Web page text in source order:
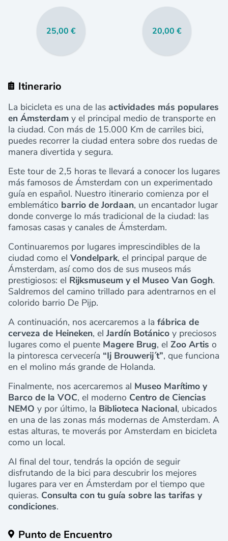
25,00 € 20,00 €
Itinerario
La bicicleta es una de las actividades más populares
en Ámsterdam y el principal medio de transporte en
la ciudad. Con más de 15.000 Km de carriles bici,
puedes recorrer la ciudad entera sobre dos ruedas de
manera divertida y segura.
Este tour de 2,5 horas te llevará a conocer los lugares
más famosos de Ámsterdam con un experimentado
guía en español. Nuestro itinerario comienza por el
emblemático barrio de Jordaan, un encantador lugar
donde converge lo más tradicional de la ciudad: las
famosas casas y canales de Ámsterdam.
Continuaremos por lugares imprescindibles de la
ciudad como el Vondelpark, el principal parque de
Ámsterdam, así como dos de sus museos más
prestigiosos: el Rijksmuseum y el Museo Van Gogh.
Saldremos del camino trillado para adentrarnos en el
colorido barrio De Pijp.
A continuación, nos acercaremos a la fábrica de
cerveza de Heineken, el Jardín Botánico y preciosos
lugares como el puente Magere Brug, el Zoo Artis o
la pintoresca cervecería “Ij Brouwerij´t”, que funciona
en el molino más grande de Holanda.
Finalmente, nos acercaremos al Museo Marítimo y
Barco de la VOC, el moderno Centro de Ciencias
NEMO y por último, la Biblioteca Nacional, ubicados
en una de las zonas más modernas de Amsterdam. A
estas alturas, te moverás por Amsterdam en bicicleta
como un local.
Al final del tour, tendrás la opción de seguir
disfrutando de la bici para descubrir los mejores
lugares para ver en Ámsterdam por el tiempo que
quieras. Consulta con tu guía sobre las tarifas y
condiciones.
Punto de Encuentro